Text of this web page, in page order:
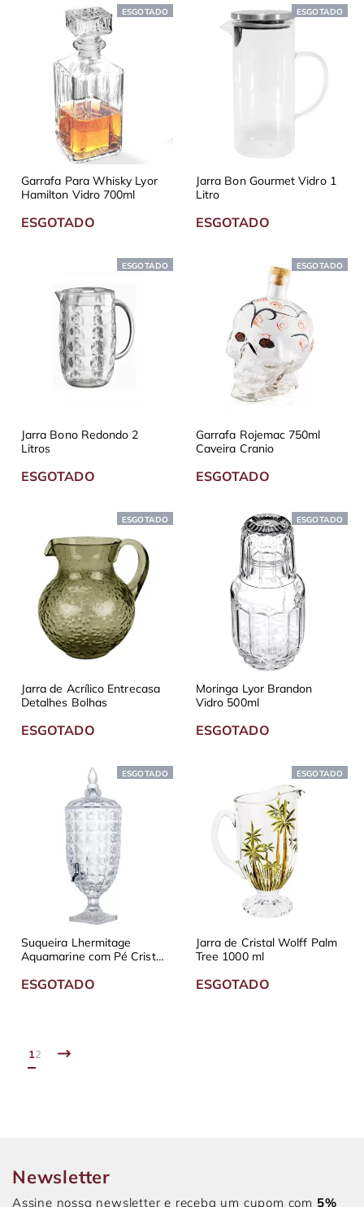
ESGOTADO
Garrafa Para Whisky Lyor
Hamilton Vidro 700ml
ESGOTADO
ESGOTADO
Jarra Bon Gourmet Vidro 1
Litro
ESGOTADO
ESGOTADO
Jarra Bono Redondo 2
Litros
ESGOTADO
ESGOTADO
Garrafa Rojemac 750ml
Caveira Cranio
ESGOTADO
ESGOTADO
Jarra de Acrílico Entrecasa
Detalhes Bolhas
ESGOTADO
ESGOTADO
Moringa Lyor Brandon
Vidro 500ml
ESGOTADO
ESGOTADO
Suqueira Lhermitage
Aquamarine com Pé Cristal
ESGOTADO
ESGOTADO
Jarra de Cristal Wolff Palm
Tree 1000 ml
ESGOTADO
12
Newsletter
Assine nossa newsletter e receba um cupom com 5%